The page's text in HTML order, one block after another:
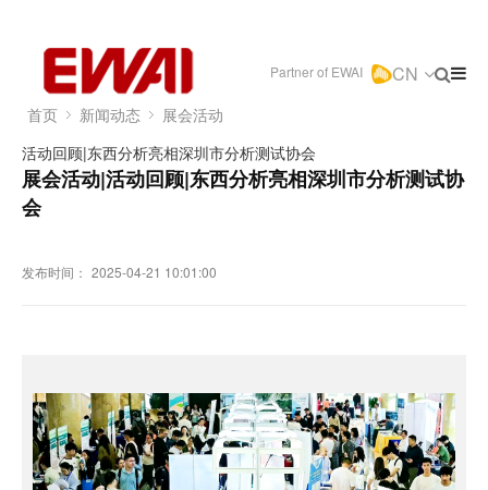
Partner of EWAI CN
首页 新闻动态
展会活动
活动回顾|东西分析亮相深圳市分析测试协会
展会活动|活动回顾|东西分析亮相深圳市分析测试协
会
发布时间： 2025-04-21 10:01:00